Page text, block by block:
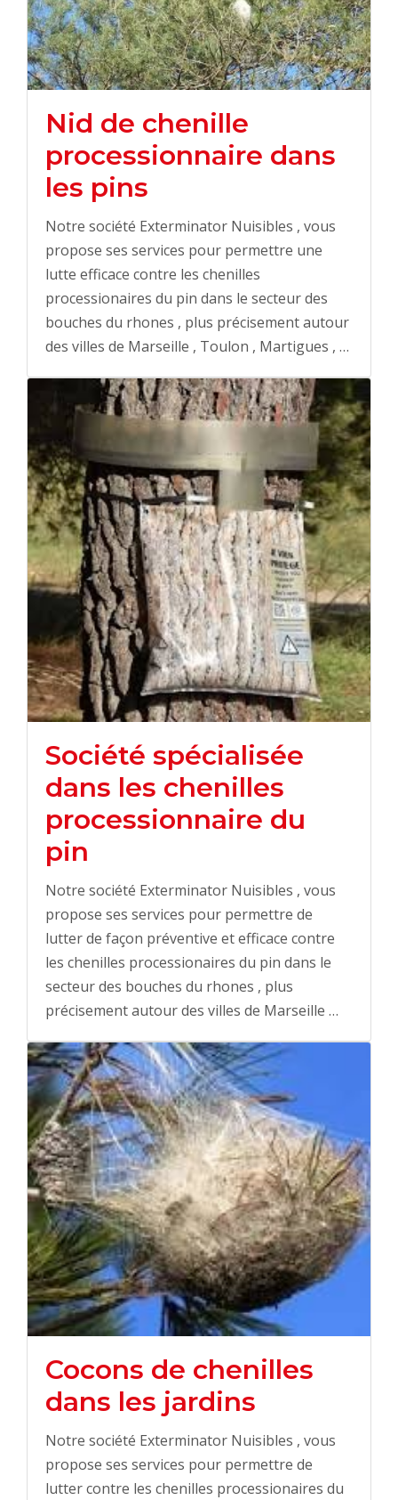
Nid de chenille
processionnaire dans
les pins
Notre société Exterminator Nuisibles , vous
propose ses services pour permettre une
lutte efficace contre les chenilles
processionaires du pin dans le secteur des
bouches du rhones , plus précisement autour
des villes de Marseille , Toulon , Martigues , …
Société spécialisée
dans les chenilles
processionnaire du
pin
Notre société Exterminator Nuisibles , vous
propose ses services pour permettre de
lutter de façon préventive et efficace contre
les chenilles processionaires du pin dans le
secteur des bouches du rhones , plus
précisement autour des villes de Marseille …
Cocons de chenilles
dans les jardins
Notre société Exterminator Nuisibles , vous
propose ses services pour permettre de
lutter contre les chenilles processionaires du